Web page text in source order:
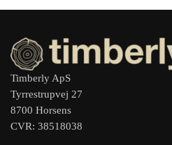
Timberly ApS
Tyrrestrupvej 27
8700 Horsens
CVR: 38518038